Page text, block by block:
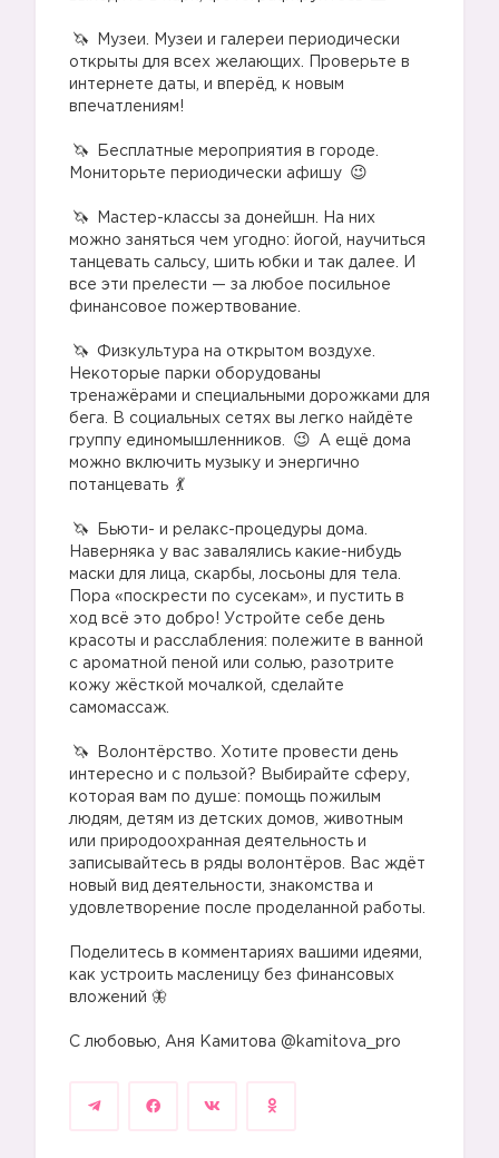
Музеи. Музеи и галереи периодически
открыты для всех желающих. Проверьте в
интернете даты, и вперёд, к новым
впечатлениям!
Бесплатные мероприятия в городе.
Мониторьте периодически афишу
Мастер-классы за донейшн. На них
можно заняться чем угодно: йогой, научиться
танцевать сальсу, шить юбки и так далее. И
все эти прелести — за любое посильное
финансовое пожертвование.
Физкультура на открытом воздухе.
Некоторые парки оборудованы
тренажёрами и специальными дорожками для
бега. В социальных сетях вы легко найдёте
группу единомышленников.
А ещё дома
можно включить музыку и энергично
потанцевать
Бьюти- и релакс-процедуры дома.
Наверняка у вас завалялись какие-нибудь
маски для лица, скарбы, лосьоны для тела.
Пора «поскрести по сусекам», и пустить в
ход всё это добро! Устройте себе день
красоты и расслабления: полежите в ванной
с ароматной пеной или солью, разотрите
кожу жёсткой мочалкой, сделайте
самомассаж.
Волонтёрство. Хотите провести день
интересно и с пользой? Выбирайте сферу,
которая вам по душе: помощь пожилым
людям, детям из детских домов, животным
или природоохранная деятельность и
записывайтесь в ряды волонтёров. Вас ждёт
новый вид деятельности, знакомства и
удовлетворение после проделанной работы.
Поделитесь в комментариях вашими идеями,
как устроить масленицу без финансовых
вложений 🦋
С любовью, Аня Камитова @kamitova_pro